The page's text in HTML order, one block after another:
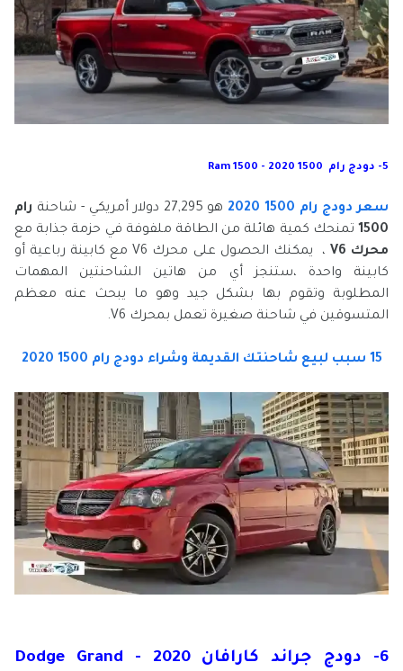
5- دودج رام 1500 2020 - Ram 1500
سعر دودج رام 1500 2020 هو 27,295 دولار أمريكي - شاحنة
رام
1500 تمنحك كمية هائلة من الطاقة ملفوفة في حزمة جذابة مع
محرك V6
، يمكنك الحصول على محرك V6 مع كابينة رباعية أو
كابينة واحدة ،ستنجز أي من هاتين الشاحنتين المهمات
المطلوبة وتقوم بها بشكل جيد وهو ما يبحث عنه معظم
المتسوقين في شاحنة صغيرة تعمل بمحرك V6.
15 سبب لبيع شاحنتك القديمة وشراء دودج رام 1500 2020
6- دودج جراند كارافان 2020 - Dodge Grand